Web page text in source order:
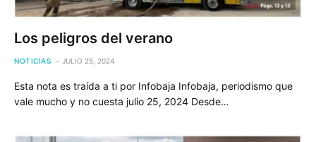
Los peligros del verano
NOTICIAS JULIO 25, 2024
Esta nota es traída a ti por Infobaja Infobaja, periodismo que
vale mucho y no cuesta julio 25, 2024 Desde…